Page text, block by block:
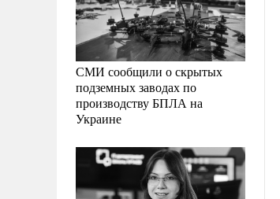
СМИ сообщили о скрытых
подземных заводах по
производству БПЛА на
Украине